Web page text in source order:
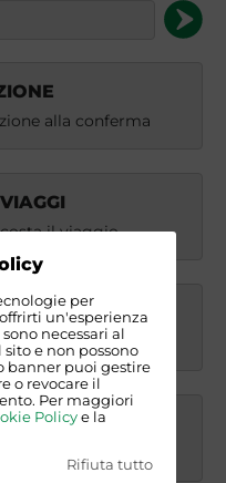
per
un'esperienza
necessari al
e non possono
banner puoi gestire
o revocare il
Per maggiori
Policye la
Rifiuta tutto
alla conferma
il viaggio
preconfezionati
VIAGGIO